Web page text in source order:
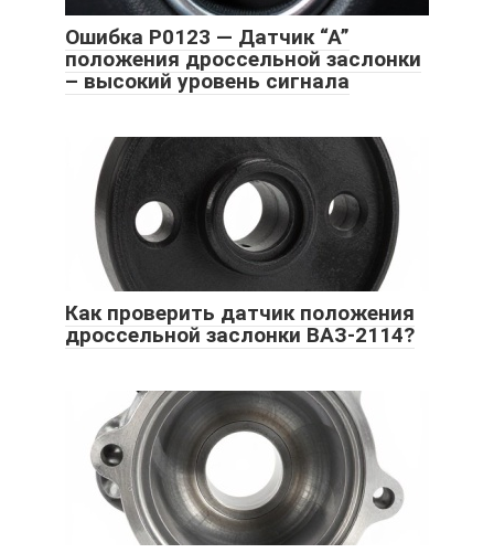
Ошибка P0123 — Датчик “А”
положения дроссельной заслонки
– высокий уровень сигнала
Как проверить датчик положения
дроссельной заслонки ВАЗ-2114?